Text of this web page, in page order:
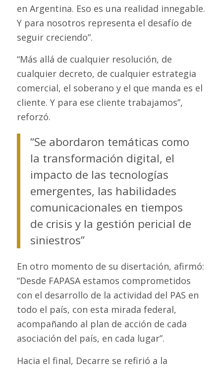
en Argentina. Eso es una realidad innegable.
Y para nosotros representa el desafío de
seguir creciendo”.
“Más allá de cualquier resolución, de
cualquier decreto, de cualquier estrategia
comercial, el soberano y el que manda es el
cliente. Y para ese cliente trabajamos”,
reforzó.
“Se abordaron temáticas como
la transformación digital, el
impacto de las tecnologías
emergentes, las habilidades
comunicacionales en tiempos
de crisis y la gestión pericial de
siniestros”
En otro momento de su disertación, afirmó:
“Desde FAPASA estamos comprometidos
con el desarrollo de la actividad del PAS en
todo el país, con esta mirada federal,
acompañando al plan de acción de cada
asociación del país, en cada lugar”.
Hacia el final, Decarre se refirió a la